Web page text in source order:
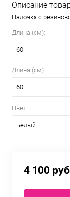
Описание
Палочка с
Длина (см):
60
Длина (см):
60
Цвет:
Белый
4 100